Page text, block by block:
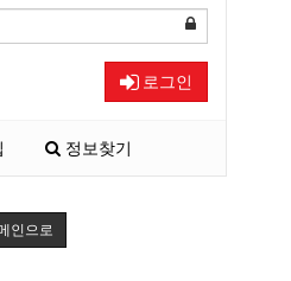
로그인
정보찾기
인으로